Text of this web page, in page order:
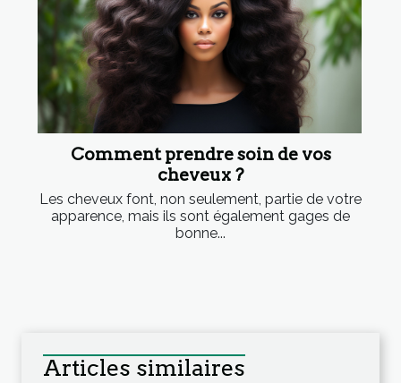
Comment prendre soin de vos
cheveux ?
Les cheveux font, non seulement, partie de votre
apparence, mais ils sont également gages de
bonne...
Articles similaires